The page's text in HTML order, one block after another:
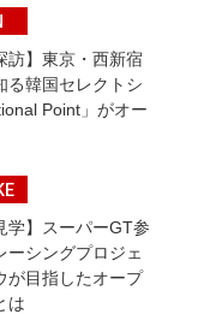
訪】東京・西新宿
る韓国セレクトシ
Point」がオー
学】スーパーGT参
ーシングプロジェ
が目指したオープ
は